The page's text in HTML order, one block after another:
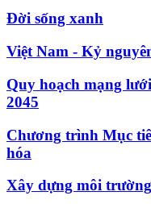
Đời sống xanh
Việt Nam - Kỷ
Quy hoạch mạng
2045
Chương trình Mục
hóa
Xây dựng môi